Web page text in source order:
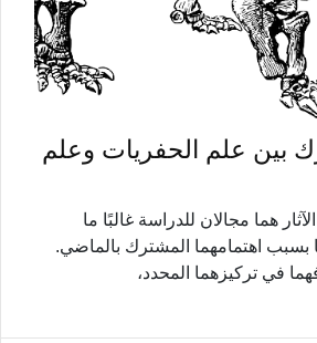
بين علم الحفريات وعلم
هما مجالان للدراسة غالبًا ما
بسبب اهتمامهما المشترك بالماضي.
في تركيزهما المحدد،